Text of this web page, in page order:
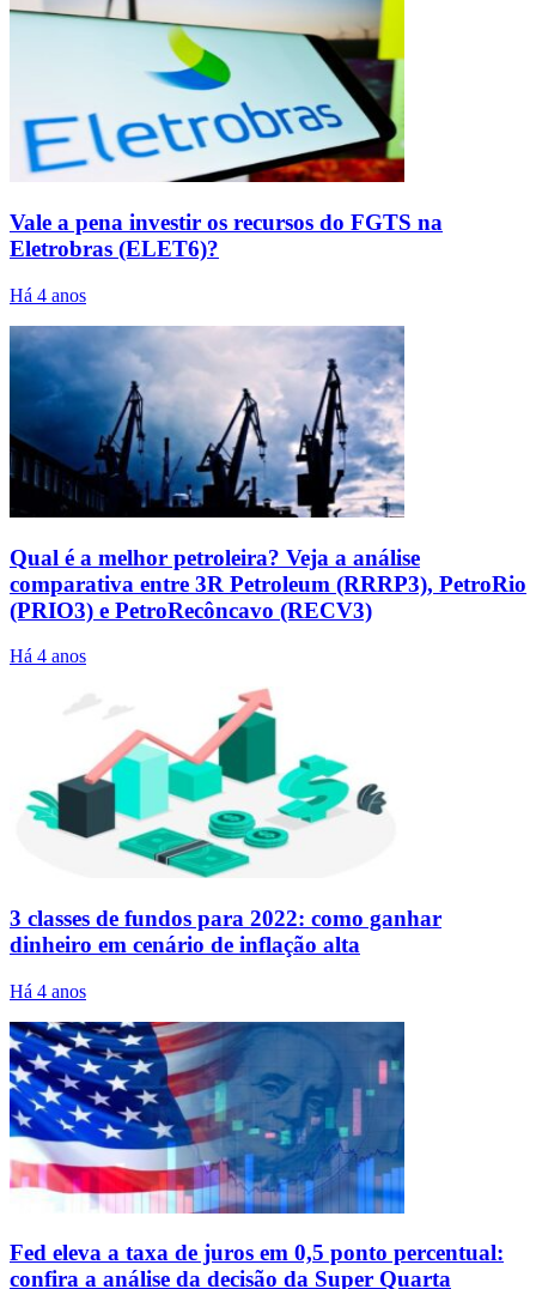
Vale a pena investir os recursos do FGTS na
Eletrobras (ELET6)?
Há 4 anos
Qual é a melhor petroleira? Veja a análise
comparativa entre 3R Petroleum (RRRP3), PetroRio
(PRIO3) e PetroRecôncavo (RECV3)
Há 4 anos
3 classes de fundos para 2022: como ganhar
dinheiro em cenário de inflação alta
Há 4 anos
Fed eleva a taxa de juros em 0,5 ponto percentual:
confira a análise da decisão da Super Quarta